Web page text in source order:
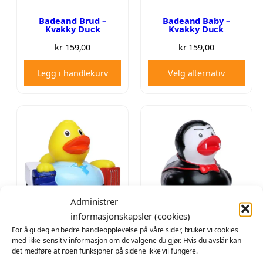
Administrer
informasjonskapsler (cookies)
For å gi deg en bedre handleopplevelse på våre sider, bruker vi cookies
med ikke-sensitiv informasjon om de valgene du gjør. Hvis du avslår kan
det medføre at noen funksjoner på sidene ikke vil fungere.
i
s
v
a
r
:
1
5
,
0
0
.
k
r
0
Badeand Brud –
Kvakky Duck
kr159,00
Legg i handlekurv
Badeand Baby –
Kvakky Duck
kr159,00
Velg alternativ
Badeand Speditør –
Kvakky Duck
Badeand Dracula –
Kvakky Duck
kr